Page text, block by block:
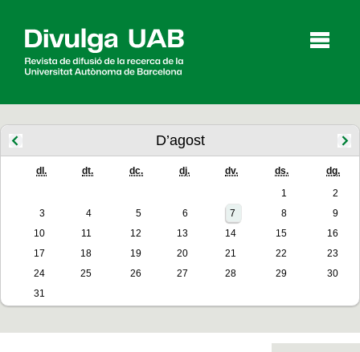
Articles Entrevistes Vídeos
English Español
D’agost
dl. dt. dc. dj. dv. ds. dg.
1
2
3
4 5 6 7 8
9
10
11 12 13 14 15
16
17
18 19 20 21 22
23
24
25 26 27 28 29
30
31